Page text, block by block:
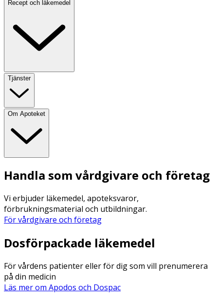
Recept och läkemedel
Tjänster
Om Apoteket
Handla som vårdgivare och företag
Vi erbjuder läkemedel, apoteksvaror,
förbrukningsmaterial och utbildningar.
För vårdgivare och företag
Dosförpackade läkemedel
För vårdens patienter eller för dig som vill prenumerera
på din medicin
Läs mer om Apodos och Dospac